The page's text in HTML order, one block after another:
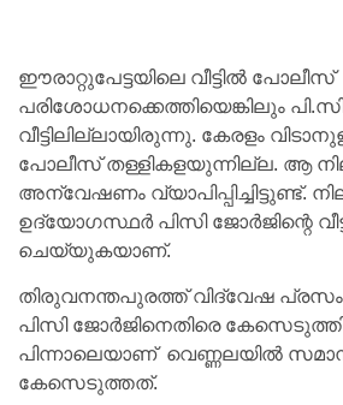
ഈരാറ്റുപേട്ടയിലെ വീട്ടില്‍ പോലീസ്
പരിശോധനക്കെത്തിയെങ്കിലും
വീട്ടിലില്ലായിരുന്നു. കേരളം
പോലീസ് തള്ളികളയുന്നില്ല. ആ
അന്വേഷണം വ്യാപിപ്പിച്ചിട്ടുണ്ട്.
ഉദ്യോഗസ്ഥർ പിസി ജോർജിന്റെ
ചെയ്യുകയാണ്.
തിരുവനന്തപുരത്ത് വിദ്വേഷ
പിസി ജോർജിനെതിരെ
പിന്നാലെയാണ്വെണ്ണലയിൽ
കേസെടുത്തത്.